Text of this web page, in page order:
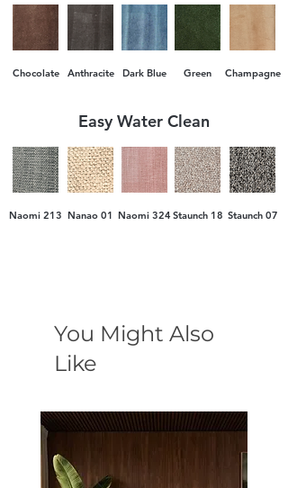
Заплащането се извършва на два етапа:
аванс при поръчка и доплащане при
Dark Blue
Anthracite
Chocolate Green Champagne
Easy Water Clean
Staunch 07
Staunch 18
Naomi 324
Nanao 01
Naomi 213
You Might Also
Like